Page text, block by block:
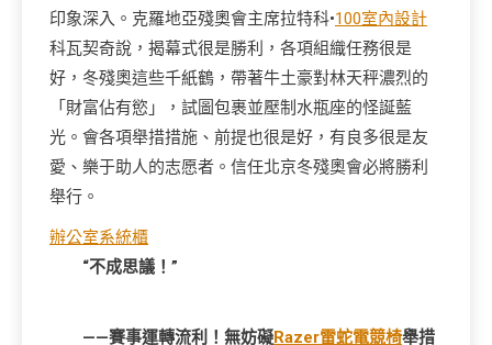
印象深入。克羅地亞殘奧會主席拉特科•100室內設計
科瓦契奇說，揭幕式很是勝利，各項組織任務很是
好，冬殘奧這些千紙鶴，帶著牛土豪對林天秤濃烈的
「財富佔有慾」，試圖包裹並壓制水瓶座的怪誕藍
光。會各項舉措措施、前提也很是好，有良多很是友
愛、樂于助人的志愿者。信任北京冬殘奧會必將勝利
舉行。
辦公室系統櫃
“不成思議！”
——賽事運轉流利！無妨礙Razer雷蛇電競椅舉措